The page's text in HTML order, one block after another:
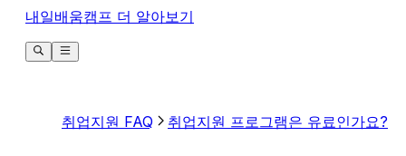
내일배움캠프 더 알아보기
취업지원 FAQ 취업지원 프로그램은 유료인가요?